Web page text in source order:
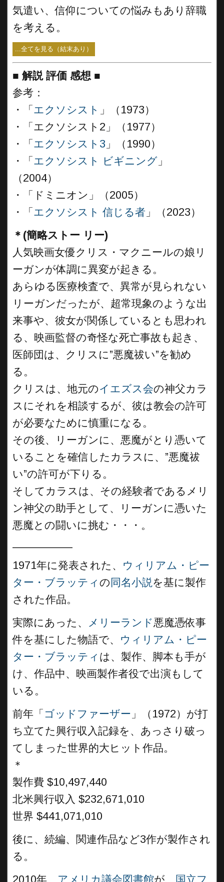
気遣い、信仰についての悩みもあり辞職
を考える。
...全てを見る（結末あり）
■ 解説 評価 感想 ■
参考：
・「 エクソシスト 」（1973）
・「エクソシスト2」（1977）
・「 エクソシスト3 」（1990）
・「 エクソシスト ビギニング 」
（2004）
・「ドミニオン」（2005）
・「 エクソシスト 信じる者 」（2023）
＊(簡略ストー リー)
人気映画女優クリス・マクニールの娘リ
ーガンが体調に異変が起きる。
あらゆる医療検査で、異常が見られない
リーガンだったが、超常現象のような出
来事や、彼女が関係しているとも思われ
る、映画監督の奇怪な死亡事故も起き、
医師団は、クリスに”悪魔祓い”を勧め
る。
クリスは、地元のイエズス会の神父カラ
スにそれを相談するが、彼は教会の許可
が必要なために慎重になる。
その後、リーガンに、悪魔がとり憑いて
いることを確信したカラスに、”悪魔祓
い”の許可が下りる。
そしてカラスは、その経験者であるメリ
ン神父の助手として、リーガンに憑いた
悪魔との闘いに挑む・・・。
1971年に発表された、 ウィリアム・ピー
ター・ブラッティ の 同名小説を基に製作
された作品。
実際にあった、
メリーランド悪魔憑依事
件を基にした物語で、 ウィリアム・ピー
ター・ブラッティ は、製作、脚本も手が
け、作品中、映画製作者役で出演もして
いる。
前年「 ゴッドファーザー 」（1972）が打
ち立てた興行収入記録を、あっさり破っ
てしまった世界的大ヒット作品。
＊
製作費 $10,497,440
北米興行収入 $232,671,010
世界 $441,071,010
後に、続編、関連作品など3作が製作され
る。
2010年、 アメリカ議会図書館が、 国立フ